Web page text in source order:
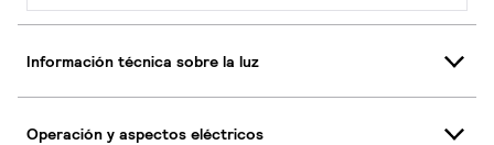
Información técnica sobre la luz
Operación y aspectos eléctricos